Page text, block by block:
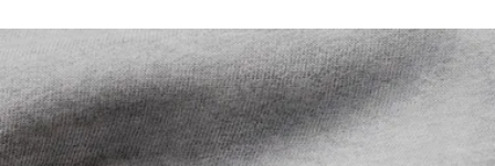
Coccodrillo ricamato sul petto
NON ASCIUGARE A SECCO
FERRO A BASSA TEMPERATURA MAX 110
GRADI CELSIUS
NON LAVARE A SECCO
processo di produzione. Trasparenza della catena del
valore, conoscenza dei fornitori e dell'ecosistema... nessun
filo si intreccia senza la supervisione del Coccodrillo.
Scopri di più qui